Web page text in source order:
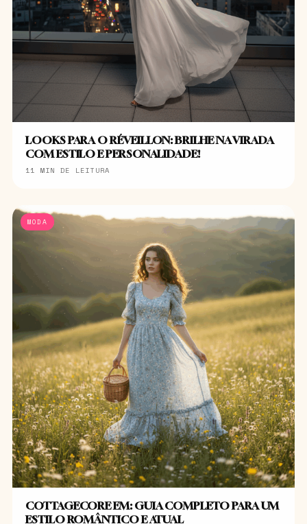
LOOKS PARA O RÉVEILLON: BRILHE NA VIRADA
COM ESTILO E PERSONALIDADE!
11 MIN DE LEITURA
MODA
COTTAGECORE EM: GUIA COMPLETO PARA UM
ESTILO ROMÂNTICO E ATUAL